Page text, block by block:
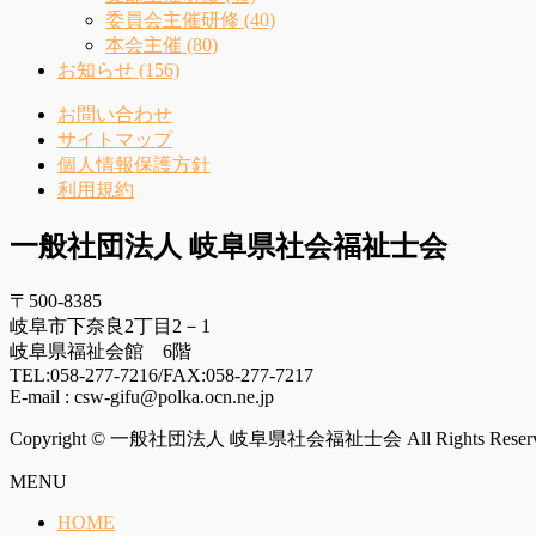
委員会主催研修 (40)
本会主催 (80)
お知らせ (156)
お問い合わせ
サイトマップ
個人情報保護方針
利用規約
一般社団法人 岐阜県社会福祉士会
〒500-8385
岐阜市下奈良2丁目2－1
岐阜県福祉会館 6階
TEL:058-277-7216/FAX:058-277-7217
E-mail : csw-gifu@polka.ocn.ne.jp
Copyright © 一般社団法人 岐阜県社会福祉士会 All Rights
MENU
HOME